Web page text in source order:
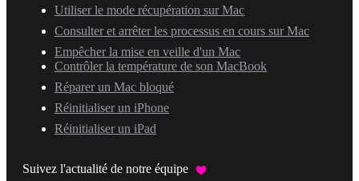
Utiliser le mode récupération sur Mac
Consulter et arrêter les processus en cours sur Mac
Empêcher la mise en veille d'un Mac
Contrôler la température de son MacBook
Réparer un Mac bloqué
Réinitialiser un iPhone
Réinitialiser un iPad
Suivez l'actualité de notre équipe